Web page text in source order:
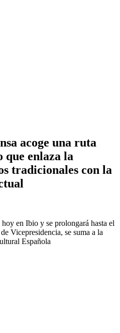
acoge una ruta
que enlaza la
tradicionales con la
en Ibio y se prolongará hasta el
Vicepresidencia, se suma a la
Española